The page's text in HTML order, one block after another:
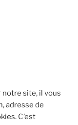
notre site, il vous
adresse de
C’est